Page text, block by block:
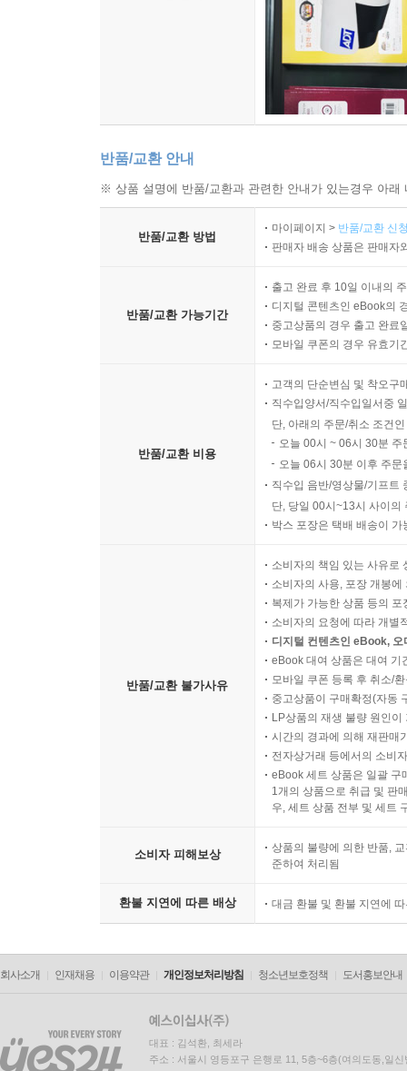
반품/교환 안내
※ 상품 설명에 반품/교환과 관련한 안내가 있는경우 아
반품/교환 방법
마이페이지 > 반품/교환 신
판매자 배송 상품은 판매자
반품/교환 가능기간
출고 완료 후 10일 이내의
디지털 콘텐츠인 eBook의
중고상품의 경우 출고 완료
모바일 쿠폰의 경우 유효기
반품/교환 비용
고객의 단순변심 및 착오구
직수입양서/직수입일서중
단, 아래의 주문/취소 조건
오늘 00시 ~ 06시 30분
오늘 06시 30분 이후 주
직수입 음반/영상물/기프트
단, 당일 00시~13시 사이의
박스 포장은 택배 배송이
반품/교환 불가사유
소비자의 책임 있는 사유로
소비자의 사용, 포장 개봉
복제가 가능한 상품 등의
소비자의 요청에 따라 개별
디지털 컨텐츠인 eBook,
eBook 대여 상품은 대여 기
모바일 쿠폰 등록 후 취소/
중고상품이 구매확정(자동
LP상품의 재생 불량 원인
시간의 경과에 의해 재판매
전자상거래 등에서의 소비
eBook 세트 상품은 일괄 구
1개의 상품으로 취급 및 판
우, 세트 상품 전부 및 세트
소비자 피해보상
상품의 불량에 의한 반품,
준하여 처리됨
환불 지연에 따른 배상 대금 환불 및 환불 지연에
회사소개 인재채용 이용약관 개인정보처리방침 청소년보호정책 도서홍보안내
대표 : 김석환, 최세라
주소 : 서울시 영등포구 은행로 11, 5층~6층(여의도동,일신